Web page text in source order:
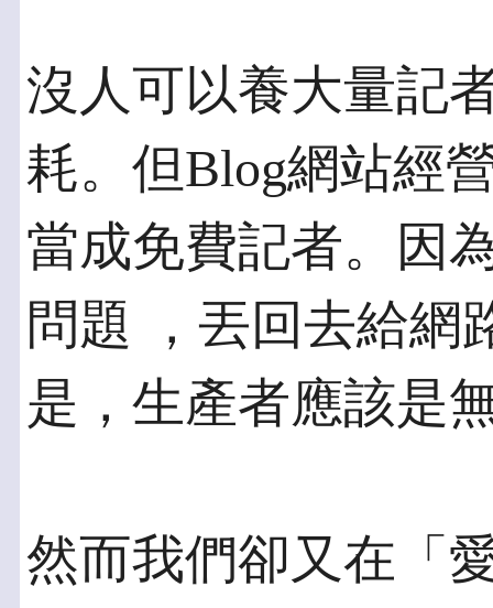
沒人可以養大量記
耗。但Blog網站經
當成免費記者。因
問題 ，丟回去給網
是，生產者應該是
然而我們卻又在「